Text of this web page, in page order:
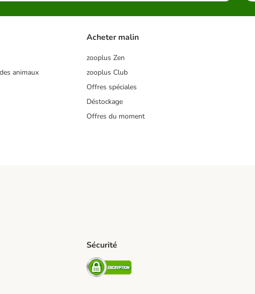
animaux
Acheter malin
zooplus Zen
zooplus Club
Offres spéciales
Déstockage
Offres du moment
Methodrelay Shipping Method
Sécurité
Security